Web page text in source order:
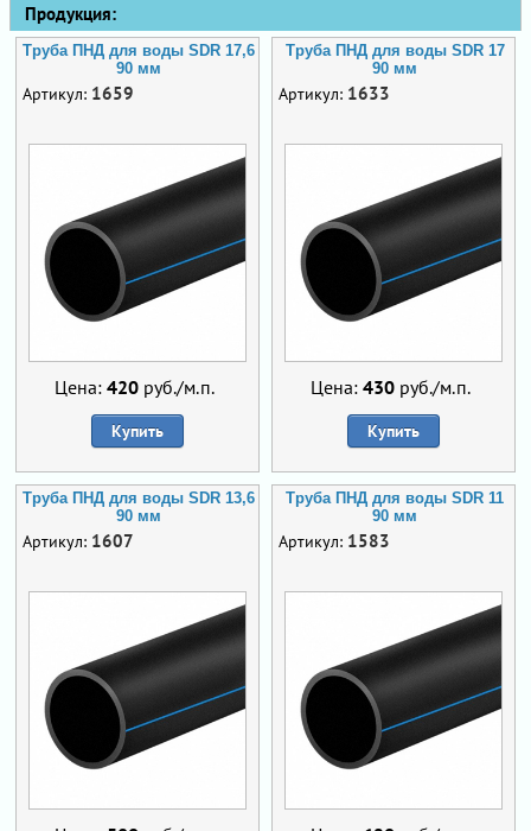
Продукция:
Труба ПНД для воды SDR 17,6
90 мм
Артикул: 1659
Цена: 420 руб./м.п.
Купить
Труба ПНД для воды SDR 17
90 мм
Артикул: 1633
Цена: 430 руб./м.п.
Купить
Труба ПНД для воды SDR 13,6
90 мм
Артикул: 1607
Труба ПНД для воды SDR 11
90 мм
Артикул: 1583